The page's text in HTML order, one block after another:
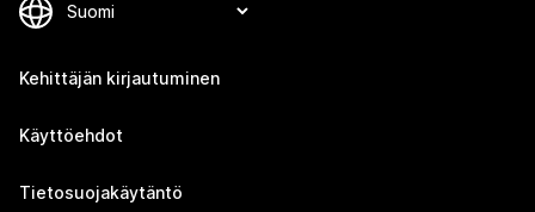
Kehittäjän kirjautuminen
Käyttöehdot
Tietosuojakäytäntö